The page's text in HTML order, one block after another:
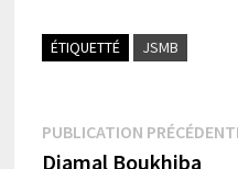
ÉTIQUETTÉ JSMB
Navigation
PUBLICATION
Djamal Boukhiba